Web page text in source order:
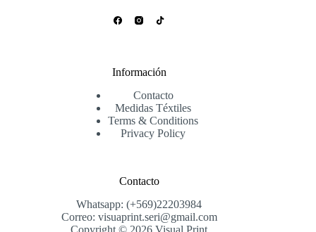
Información
Contacto
Medidas Téxtiles
Terms & Conditions
Privacy Policy
Contacto
Whatsapp: (+569)22203984
Correo: visuaprint.seri@gmail.com
Copyright © 2026 Visual Print